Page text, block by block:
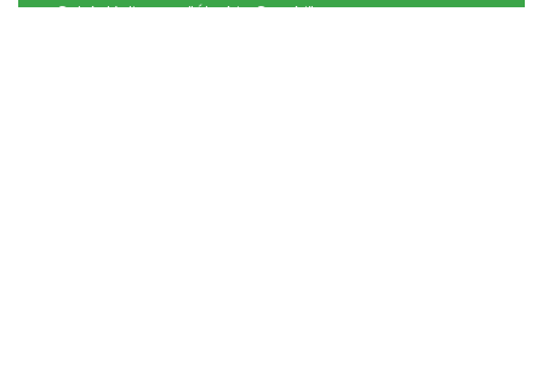
Szlak Kulinarny "Śląskie Smaki"